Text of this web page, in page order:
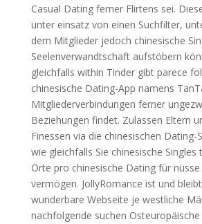
Casual Dating ferner Flirtens sei.
unter einsatz von einen Suchfilter,
dem Mitglieder jedoch chinesische
Seelenverwandtschaft aufstöbern
gleichfalls within Tinder gibt parece
chinesische Dating-App namens
Mitgliederverbindungen ferner
Beziehungen findet. Zulassen Eltern
Finessen via die chinesischen Dating-
wie gleichfalls Sie chinesische
Orte pro chinesische Dating für
vermögen. JollyRomance ist und
wunderbare Webseite je westliche
nachfolgende suchen